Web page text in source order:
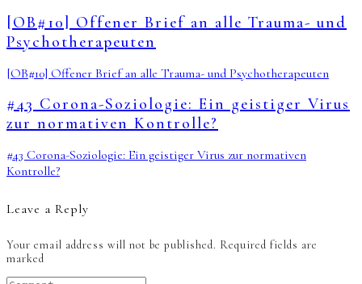
[OB#10] Offener Brief an alle Trauma- und
Psychotherapeuten
[OB#10] Offener Brief an alle Trauma- und Psychotherapeuten
#43 Corona-Soziologie: Ein geistiger Virus
zur normativen Kontrolle?
#43 Corona-Soziologie: Ein geistiger Virus zur normativen
Kontrolle?
Leave a Reply
Your email address will not be published. Required fields are
marked